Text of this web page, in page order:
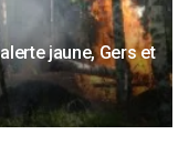
jaune, Gers et